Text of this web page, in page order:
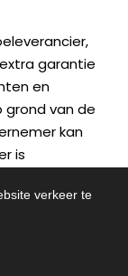
verkeer te
garantie
en
grond van de
kan
is